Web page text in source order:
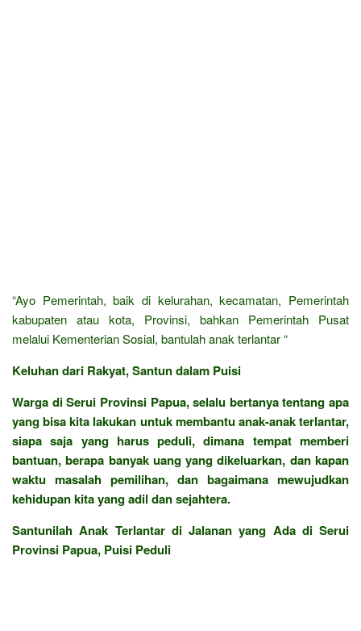
“Ayo Pemerintah, baik di kelurahan, kecamatan, Pemerintah
kabupaten atau kota, Provinsi, bahkan Pemerintah Pusat
melalui Kementerian Sosial, bantulah anak terlantar “
Keluhan dari Rakyat, Santun dalam Puisi
Warga di Serui Provinsi Papua, selalu bertanya tentang apa
yang bisa kita lakukan untuk membantu anak-anak terlantar,
siapa saja yang harus peduli, dimana tempat memberi
bantuan, berapa banyak uang yang dikeluarkan, dan kapan
waktu masalah pemilihan, dan bagaimana mewujudkan
kehidupan kita yang adil dan sejahtera.
Santunilah Anak Terlantar di Jalanan yang Ada di Serui
Provinsi Papua, Puisi Peduli